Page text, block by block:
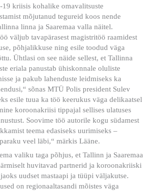
kriisis kohalike omavalitsuste
mõjutanud tegureid koos nende
linna ja Saaremaa valla näitel.
väljub tavapärasest magistritöö raamidest
põhjalikkuse ning esile toodud väga
Ühtlasi on see näide sellest, et Tallinna
eriala panustab ühiskonnale oluliste
ja pakub lahenduste leidmiseks ka
sõnas MTÜ Polis president Sulev
esile tuua ka töö keerukus väga delikaatsel
koroonakriisi tippajal sellises ulatuses
Soovime töö autorile kogu südamest
teema edasiseks uurimiseks –
veel läbi,“ märkis Lääne.
valiku taga põhjus, et Tallinn ja Saaremaa
huvitavad partnerid ja koroonakriiski
uudset mastaapi ja tüüpi väljakutse.
on regionaaltasandi mõistes väga